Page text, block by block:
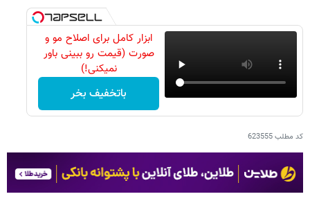
ابزار کامل برای اصلاح مو و
صورت (قیمت رو ببینی باور
نمیکنی!)
باتخفیف بخر
کد مطلب623555